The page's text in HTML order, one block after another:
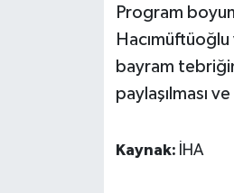
Program
bayram
paylaşılması
Kaynak: İHA